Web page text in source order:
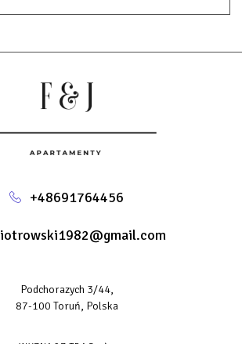
+48691764456
Podchorazych 3/44,
87-100 Toruń, Polska